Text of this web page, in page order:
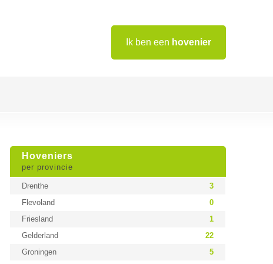
Ik ben een hovenier
Hoveniers
per provincie
Drenthe
3
Flevoland
0
Friesland
1
Gelderland
22
Groningen
5